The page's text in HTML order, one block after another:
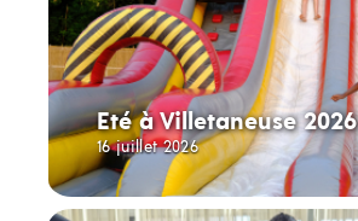
Eté à Villetaneuse 2026
16 juillet 2026